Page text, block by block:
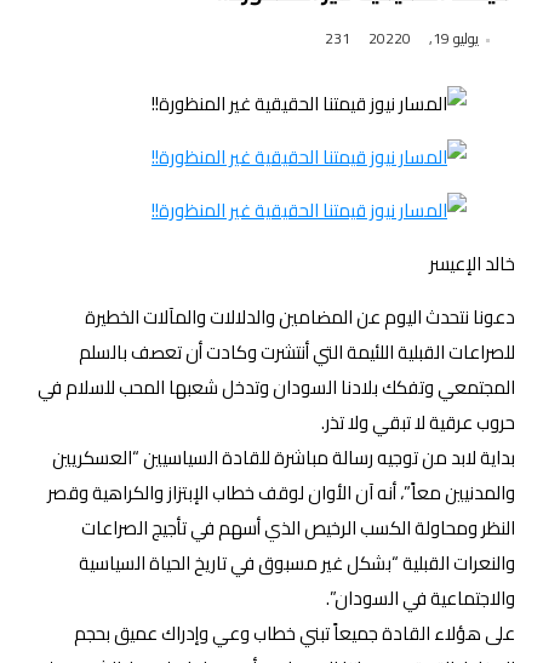
يوليو 19, 2022 0
خالد الإعيسر
دعونا نتحدث اليوم عن المضامين والدلالات والمآلات الخطيرة
للصراعات القبلية اللئيمة التي أنتشرت وكادت أن تعصف بالسلم
المجتمعي وتفكك بلادنا السودان وتدخل شعبها المحب للسلام في
حروب عرقية لا تبقي ولا تذر.
بداية لابد من توجيه رسالة مباشرة للقادة السياسيين “العسكريين
والمدنيين معاً”، أنه آن الأوان لوقف خطاب الإبتزاز والكراهية وقصر
النظر ومحاولة الكسب الرخيص الذي أسهم في تأجيج الصراعات
والنعرات القبلية “بشكل غير مسبوق في تاريخ الحياة السياسية
والاجتماعية في السودان”.
على هؤلاء القادة جميعاً تبني خطاب وعي وإدراك عميق بحجم